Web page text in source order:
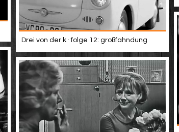
Drei von der k · folge 12: großfahndung